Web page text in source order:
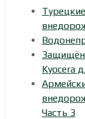
Kyocera
Часть 3